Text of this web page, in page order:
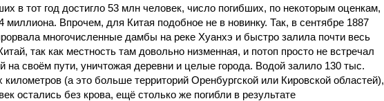
в тот год достигло 53 млн человек, число погибших, по некоторым оценкам,
миллиона. Впрочем, для Китая подобное не в новинку. Так, в сентябре 1887
многочисленные дамбы на реке Хуанхэ и быстро залила почти весь
так как местность там довольно низменная, и потоп просто не встречал
на своём пути, уничтожая деревни и целые города. Водой залило 130 тыс.
километров (а это больше территорий Оренбургской или Кировской областей),
остались без крова, ещё столько же погибли в результате